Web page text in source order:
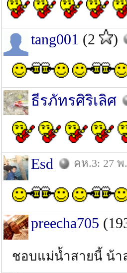
tang001 (2 )
ธีรภัทรศิริเลิศ
Esd คห.3: 27 พ
preecha705
ชอบแม่น้ำสายนี้ น้า